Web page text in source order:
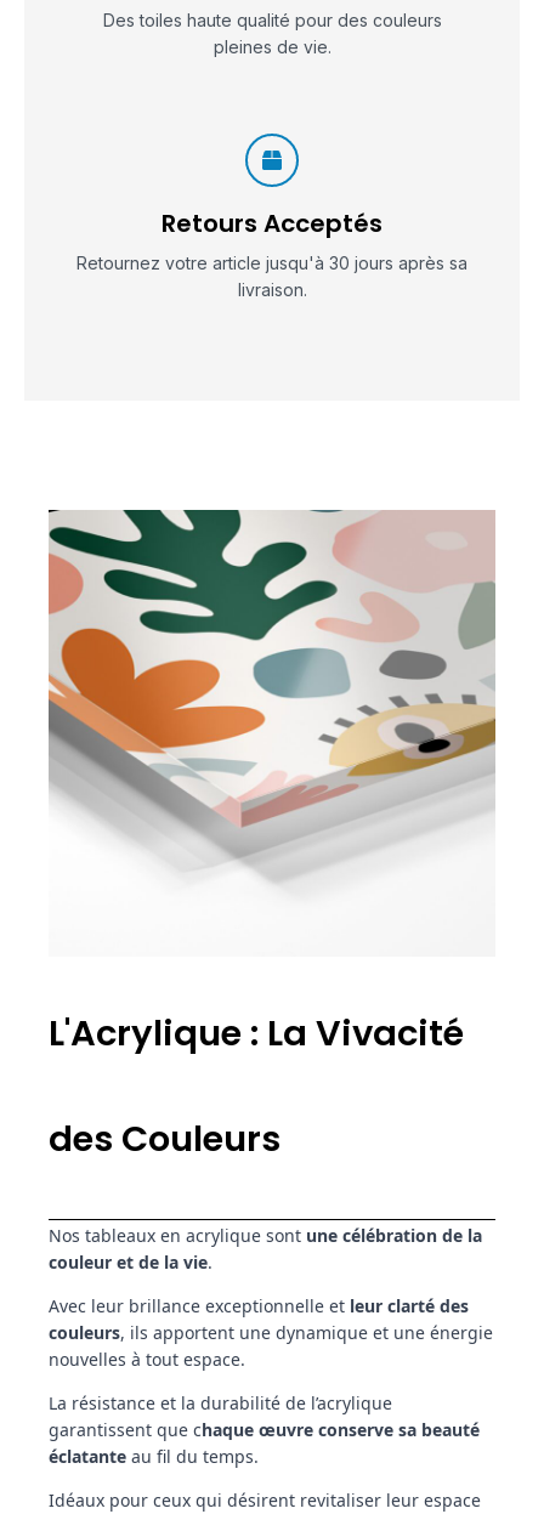
Des toiles haute qualité pour des couleurs
pleines de vie.
Retours Acceptés
Retournez votre article jusqu'à 30 jours après sa
livraison.
L'Acrylique : La Vivacité
des Couleurs
Nos tableaux en acrylique sont une célébration de la
couleur et de la vie.
Avec leur brillance exceptionnelle et leur clarté des
couleurs, ils apportent une dynamique et une énergie
nouvelles à tout espace.
La résistance et la durabilité de l’acrylique
garantissent que chaque œuvre conserve sa beauté
éclatante au fil du temps.
Idéaux pour ceux qui désirent revitaliser leur espace